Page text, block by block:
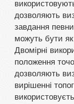
дозволяють
завдання
можуть бути як
Двомірні
положення
дозволяють
вирішенні